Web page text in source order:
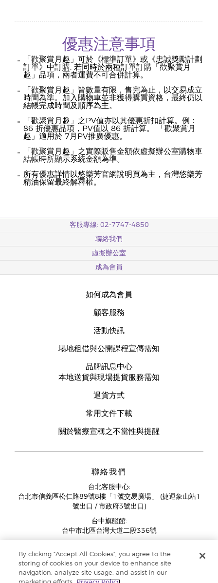
優惠注意事項
「歡聚賞月趣」可於《標準訂單》或《忠誠獎勵計劃
訂單》中訂購; 若同時於兩種訂單訂購「歡聚賞月
趣」品項，兩者運費不可合併計算。
「歡聚賞月趣」皆數量有限，售完為止，以交易成立
時間為準。加入購物車並非獲得購買資格，最終仍以
結帳完成時間及順序為主。
「歡聚賞月趣」之PV值亦以其優惠折扣計算。例：
86 折優惠品項，PV值以 86 折計算。 「歡聚賞月
趣」適用於 7月PV推廣優惠。
「歡聚賞月趣」之實際販售金額依虛擬辦公室購物車
結帳時所顯示系統金額為準。
所有優惠詳情以悠樂芳官網說明頁為主，台灣悠樂芳
精油保留最終解釋權。
客服專線: 02-7747-4850
聯絡我們
虛擬辦公室
成為會員
如何成為會員
顧客服務
活動快訊
場地租借與公開課程宣傳需知
品牌訊息中心
本地送貨與現場提貨服務需知
退貨方式
常用文件下載
關於醫療宣稱之不當性與提醒
聯絡我們
台北客服中心:
台北市信義區松仁路89號8樓「1號交易廣場」 (捷運象山站1
號出口 / 市政府3號出口)
台中旗艦館:
台中市北區台灣大道二段336號
11:00AM - 07:00PM
(例假日與國定假日除外)
By clicking “Accept All Cookies”, you agree to the
storing of cookies on your device to enhance site
navigation, analyze site usage, and assist in our